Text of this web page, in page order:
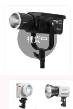
補貨中